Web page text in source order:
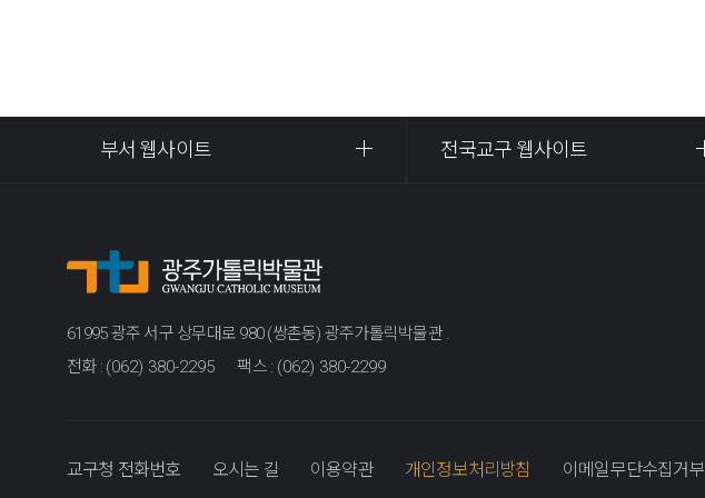
부서 웹사이트 전국교구 웹사이트
61995 광주 서구 상무대로 980 (쌍촌동) 광주가톨릭박물관 .
전화 : (062) 380-2295 팩스 : (062) 380-2299
교구청 전화번호 오시는 길 이용약관 개인정보처리방침 이메일무단수집거부